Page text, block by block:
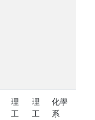
理
工
理
工
化學
系